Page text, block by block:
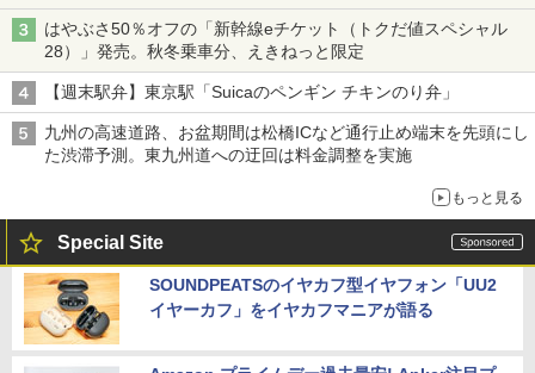
はやぶさ50％オフの「新幹線eチケット（トクだ値スペシャル
28）」発売。秋冬乗車分、えきねっと限定
【週末駅弁】東京駅「Suicaのペンギン チキンのり弁」
九州の高速道路、お盆期間は松橋ICなど通行止め端末を先頭にし
た渋滞予測。東九州道への迂回は料金調整を実施
もっと見る
Special Site
SOUNDPEATSのイヤカフ型イヤフォン「UU2
イヤーカフ」をイヤカフマニアが語る